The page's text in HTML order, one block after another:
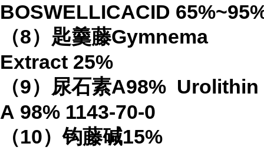
BOSWELLICACID 65%
（8）匙羹藤Gymnema
Extract 25%
（9）尿石素A98% Urolithin
A 98% 1143-70-0
（10）钩藤碱15%